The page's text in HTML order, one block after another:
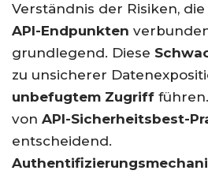
Verständnis der Risiken,
API-Endpunkten
grundlegend. Diese
zu unsicherer
unbefugtem Zugriff
von API-Sicherheitsbest-
entscheidend.